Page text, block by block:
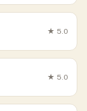
★ 5.0
★ 5.0